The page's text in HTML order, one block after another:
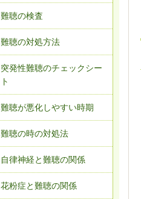
難聴の検査
難聴の対処方法
突発性難聴のチェックシー
ト
難聴が悪化しやすい時期
難聴の時の対処法
自律神経と難聴の関係
花粉症と難聴の関係